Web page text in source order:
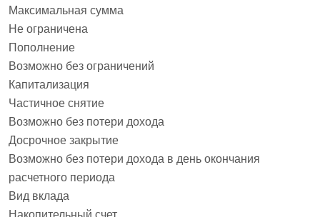
Максимальная сумма
Не ограничена
Пополнение
Возможно без ограничений
Капитализация
Частичное снятие
Возможно без потери дохода
Досрочное закрытие
Возможно без потери дохода в день окончания
расчетного периода
Вид вклада